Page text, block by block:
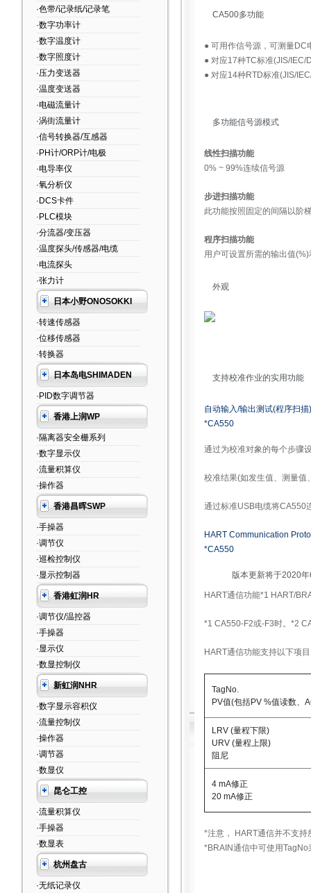
·色带/记录纸/记录笔
·数字功率计
·数字温度计
·数字照度计
·压力变送器
·温度变送器
·电磁流量计
·涡街流量计
·信号转换器/互感器
·PH计/ORP计/电极
·电导率仪
·氧分析仪
·DCS卡件
·PLC模块
·分流器/变压器
·温度探头/传感器/电缆
·电流探头
·张力计
日本小野ONOSOKKI
·转速传感器
·位移传感器
·转换器
日本岛电SHIMADEN
·PID数字调节器
香港上润WP
·隔离器安全栅系列
·数字显示仪
·流量积算仪
·操作器
香港昌晖SWP
·手操器
·调节仪
·巡检控制仪
·显示控制器
香港虹润HR
·调节仪/温控器
·手操器
·显示仪
·数显控制仪
新虹润NHR
·数字显示容积仪
·流量控制仪
·操作器
·调节器
·数显仪
昆仑工控
·流量积算仪
·手操器
·数显表
杭州盘古
·无纸记录仪
CA500多功能
● 可用作信号源，可测量
● 对应17种TC标准(JIS/IEC/
● 对应14种RTD标准(JIS/
多功能信号源模式
线性扫描功能
0% ~ 99%连续信号源
步进扫描功能
此功能按照固定的间隔以阶
程序扫描功能
用户可设置所需的输出值
外观
支持校准作业的实用功能
自动输入/输出测试(程序扫描)
*CA550
通过为校准对象的每个步骤
校准结果(如发生值、测量值
通过标准USB电缆将CA550
HART Communication
*CA550
版本更新将于2020
HART通信功能*1 HART/
*1 CA550-F2或-F3时。*2
HART通信功能支持以下项
TagNo.
PV值(包括PV %值读数、
LRV (量程下限)
URV (量程上限)
阻尼
4 mA修正
20 mA修正
*注意， HART通信并不支持
*BRAIN通信中可使用